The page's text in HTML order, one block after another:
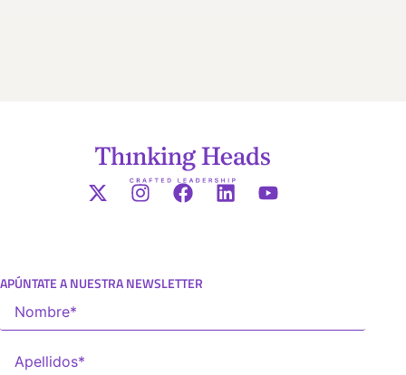
APÚNTATE A NUESTRA NEWSLETTER